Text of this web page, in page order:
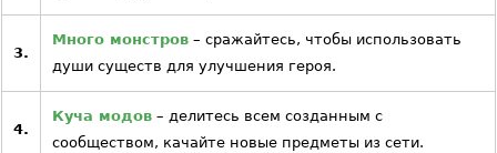
3.
Много монстров – сражайтесь, чтобы использовать
души существ для улучшения героя.
4.
Куча модов – делитесь всем созданным с
сообществом, качайте новые предметы из сети.